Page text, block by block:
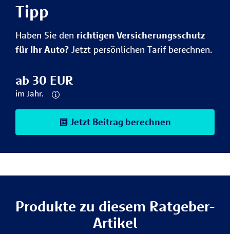
Tipp
Haben Sie den richtigen Versicherungsschutz
für Ihr Auto? Jetzt persönlichen Tarif berechnen.
ab 30 EUR
im Jahr.
Jetzt Beitrag berechnen
Produkte zu diesem Ratgeber-
Artikel